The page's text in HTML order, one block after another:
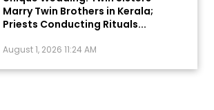
Priests Conducting Rituals...
ਅੱਜ ਦਾ ਰਾਸ਼ੀਫਲ (5 ਅਗਸਤ 2026): ਜਾਣੋ